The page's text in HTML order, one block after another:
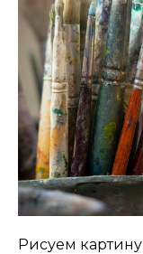
Рисуем картину